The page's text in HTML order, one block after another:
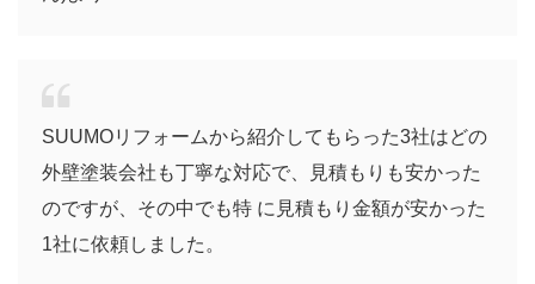
SUUMOリフォームから紹介してもらった3社はどの
外壁塗装会社も丁寧な対応で、見積もりも安かった
のですが、その中でも特 に見積もり金額が安かった
1社に依頼しました。